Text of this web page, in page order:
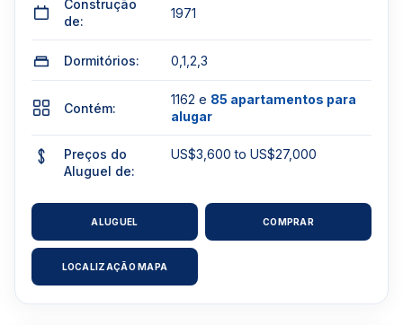
Construção
de:
1971
Dormitórios: 0,1,2,3
Contém:
1162 e 85 apartamentos para
alugar
Preços do
Aluguel de:
US$3,600 to US$27,000
ALUGUEL COMPRAR
LOCALIZAÇÃO MAPA